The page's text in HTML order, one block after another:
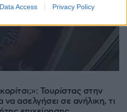
Data Access Privacy Policy
Τουρίστας στην
να ασελγήσει σε ανήλικη, τι